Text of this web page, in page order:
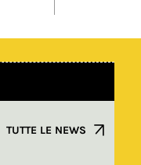
TUTTE LE NEWS